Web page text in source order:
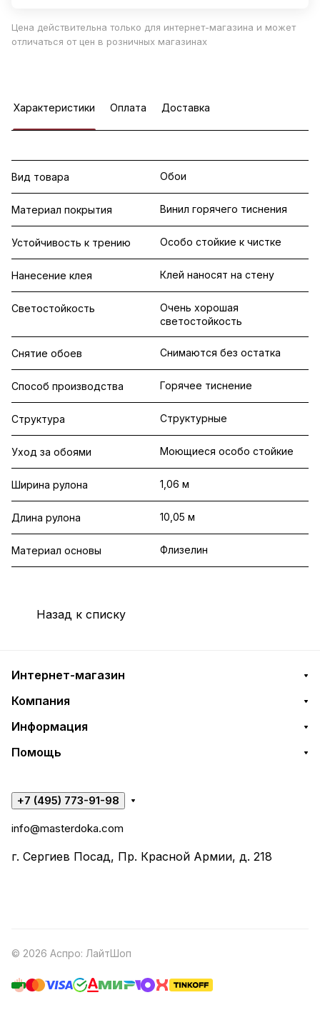
Цена действительна только для интернет-магазина и может
отличаться от цен в розничных магазинах
Характеристики Оплата Доставка
Вид товара Обои
Материал покрытия Винил горячего тиснения
Устойчивость к трению Особо стойкие к чистке
Нанесение клея Клей наносят на стену
Светостойкость
Очень хорошая
светостойкость
Снятие обоев Снимаются без остатка
Способ производства Горячее тиснение
Структура Структурные
Уход за обоями Моющиеся особо стойкие
Ширина рулона 1,06 м
Длина рулона 10,05 м
Материал основы Флизелин
Назад к списку
Интернет-магазин
Компания
Информация
Помощь
+7 (495) 773-91-98
info@masterdoka.com
г. Сергиев Посад, Пр. Красной Армии, д. 218
© 2026 Аспро: ЛайтШоп